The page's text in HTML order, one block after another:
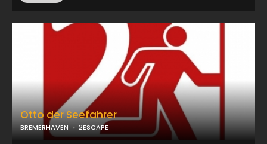
Otto der Seefahrer
BREMERHAVEN 2ESCAPE